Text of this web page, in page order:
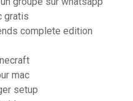
gratis
complete edition
mac
setup